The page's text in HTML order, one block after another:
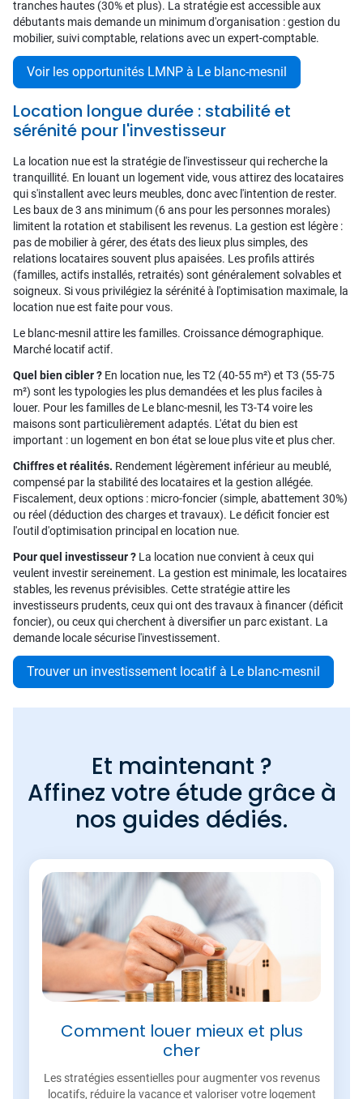
tranches hautes (30% et plus). La stratégie est accessible aux
débutants mais demande un minimum d'organisation : gestion du
mobilier, suivi comptable, relations avec un expert-comptable.
Voir les opportunités LMNP à Le blanc-mesnil
Location longue durée : stabilité et
sérénité pour l'investisseur
La location nue est la stratégie de l'investisseur qui recherche la
tranquillité. En louant un logement vide, vous attirez des locataires
qui s'installent avec leurs meubles, donc avec l'intention de rester.
Les baux de 3 ans minimum (6 ans pour les personnes morales)
limitent la rotation et stabilisent les revenus. La gestion est légère :
pas de mobilier à gérer, des états des lieux plus simples, des
relations locataires souvent plus apaisées. Les profils attirés
(familles, actifs installés, retraités) sont généralement solvables et
soigneux. Si vous privilégiez la sérénité à l'optimisation maximale, la
location nue est faite pour vous.
Le blanc-mesnil attire les familles. Croissance démographique.
Marché locatif actif.
Quel bien cibler ? En location nue, les T2 (40-55 m²) et T3 (55-75
m²) sont les typologies les plus demandées et les plus faciles à
louer. Pour les familles de Le blanc-mesnil, les T3-T4 voire les
maisons sont particulièrement adaptés. L'état du bien est
important : un logement en bon état se loue plus vite et plus cher.
Chiffres et réalités. Rendement légèrement inférieur au meublé,
compensé par la stabilité des locataires et la gestion allégée.
Fiscalement, deux options : micro-foncier (simple, abattement 30%)
ou réel (déduction des charges et travaux). Le déficit foncier est
l'outil d'optimisation principal en location nue.
Pour quel investisseur ? La location nue convient à ceux qui
veulent investir sereinement. La gestion est minimale, les locataires
stables, les revenus prévisibles. Cette stratégie attire les
investisseurs prudents, ceux qui ont des travaux à financer (déficit
foncier), ou ceux qui cherchent à diversifier un parc existant. La
demande locale sécurise l'investissement.
Trouver un investissement locatif à Le blanc-mesnil
Et maintenant ?
Affinez votre étude grâce à
nos guides dédiés.
Comment louer mieux et plus
cher
Les stratégies essentielles pour augmenter vos revenus
locatifs, réduire la vacance et valoriser votre logement